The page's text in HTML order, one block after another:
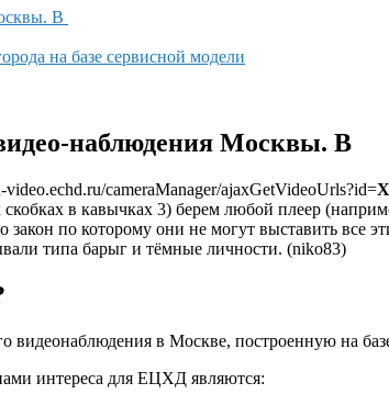
В
на базе сервисной модели
наблюдения Москвы. В
cameraManager/ajaxGetVideoUrls?id=
в кавычках 3) берем любой плеер
закон по которому они не могут выставить все
типа барыг и тёмные личности. (niko83)
в Москве, построенную на
интереса для ЕЦХД являются: